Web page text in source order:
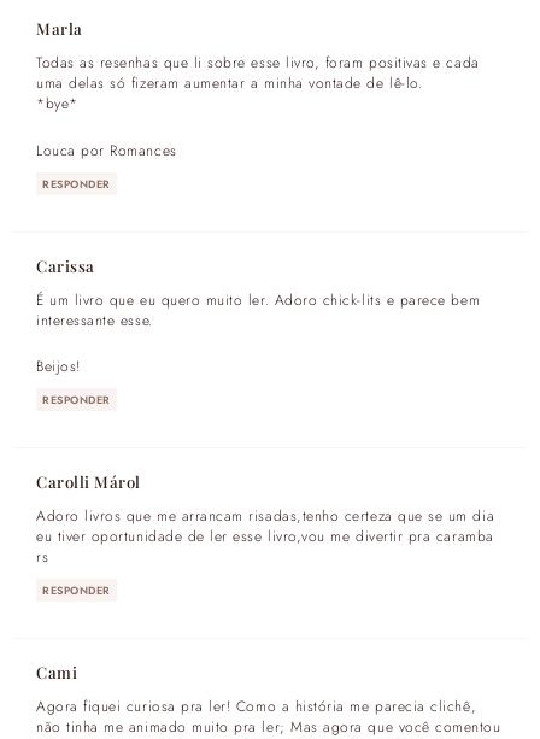
Marla
Todas as resenhas que li sobre esse livro, foram positivas e cada
uma delas só fizeram aumentar a minha vontade de lê-lo.
*bye*
Louca por Romances
RESPONDER
Carissa
É um livro que eu quero muito ler. Adoro chick-lits e parece bem
interessante esse.
Beijos!
RESPONDER
Carolli Márol
Adoro livros que me arrancam risadas,tenho certeza que se um dia
eu tiver oportunidade de ler esse livro,vou me divertir pra caramba
rs
RESPONDER
Cami
Agora fiquei curiosa pra ler! Como a história me parecia clichê,
não tinha me animado muito pra ler; Mas agora que você comentou